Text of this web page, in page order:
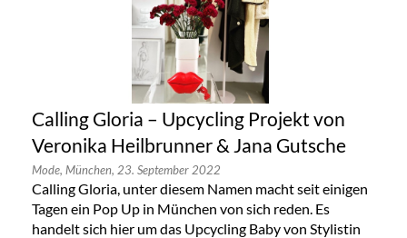
Calling Gloria – Upcycling Projekt von
Veronika Heilbrunner & Jana Gutsche
Mode, München, 23. September 2022
Calling Gloria, unter diesem Namen macht seit einigen
Tagen ein Pop Up in München von sich reden. Es
handelt sich hier um das Upcycling Baby von Stylistin